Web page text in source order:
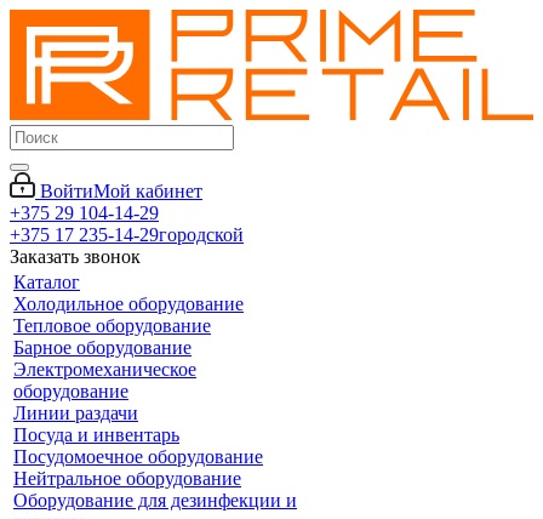
ВойтиМой кабинет
+375 29 104-14-29
+375 17 235-14-29городской
Заказать звонок
Каталог
Холодильное оборудование
Тепловое оборудование
Барное оборудование
Электромеханическое
оборудование
Линии раздачи
Посуда и инвентарь
Посудомоечное оборудование
Нейтральное оборудование
Оборудование для дезинфекции и